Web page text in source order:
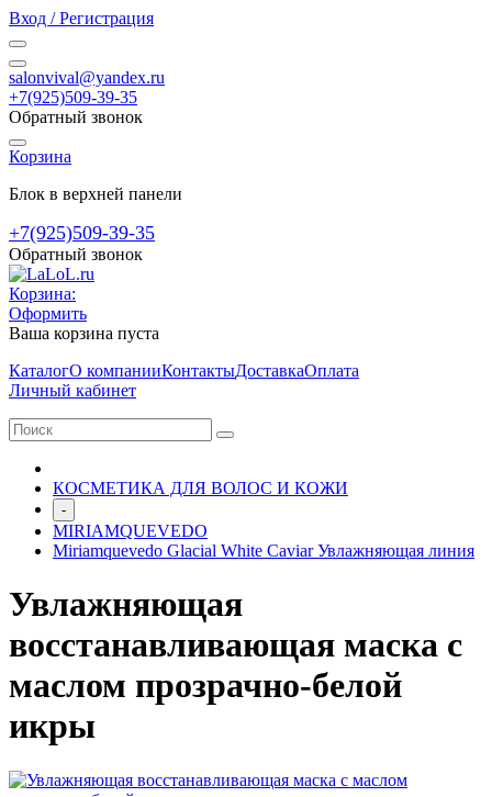
Вход / Регистрация
salonvival@yandex.ru
+7(925)509-39-35
Обратный звонок
Корзина
Блок в верхней панели
+7(925)509-39-35
Обратный звонок
Корзина:
Оформить
Ваша корзина пуста
КаталогО компанииКонтактыДоставкаОплата
Личный кабинет
КОСМЕТИКА ДЛЯ ВОЛОС И КОЖИ
-
MIRIAMQUEVEDO
Miriamquevedo Glacial White Caviar Увлажняющая линия
Увлажняющая
восстанавливающая маска с
маслом прозрачно-белой
икры